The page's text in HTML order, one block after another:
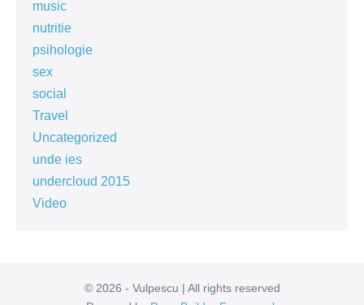
music
nutritie
psihologie
sex
social
Travel
Uncategorized
unde ies
undercloud 2015
Video
© 2026 - Vulpescu | All rights reserved